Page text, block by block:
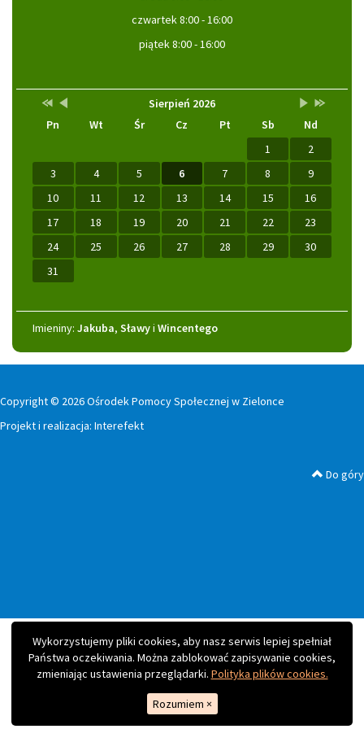
Wykorzystujemy pliki cookies, aby nasz serwis lepiej spełniał
Państwa oczekiwania. Można zablokować zapisywanie cookies,
zmieniając ustawienia przeglądarki. Polityka plików cookies.
Rozumiem ×
czwartek 8:00 - 16:00
piątek 8:00 - 16:00
Kalendarz Lista
wydarzeń
Sierpień 2026Brak
w
Przestaw
na
Przestaw
na
Przestaw
na
Wrzesień
2026
Przestaw
na
Sierpień
2027
Pn Wt Śr Cz Pt Sb
Nd
1
2
3
4 5 6 7 8
9
10
11 12 13 14 15
16
17
18 19 20 21 22
23
24
25 26 27 28 29
30
31
Imieniny
Imieniny: Jakuba, Sławyi Wincentego
Copyright © 2026 Ośrodek Pomocy Społecznej w Zielonce
Projekt i realizacja: Interefekt
Do góry